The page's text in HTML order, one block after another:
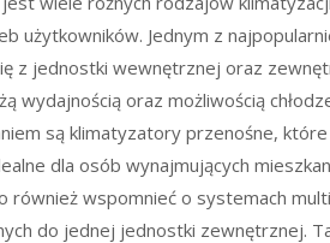
użytkowników. Jednym z
z jednostki wewnętrznej oraz
wydajnością oraz możliwością
są klimatyzatory przenośne,
dla osób wynajmujących
również wspomnieć o systemach
do jednej jednostki zewnętrznej.